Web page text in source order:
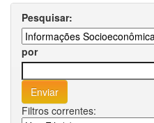
Pesquisar:
por
Filtros correntes: